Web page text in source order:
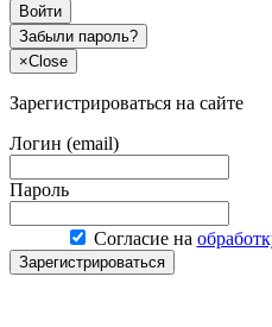
Войти
Забыли пароль?
×Close
Зарегистрироваться на сайте
Логин (email)
Пароль
Согласие на
Зарегистрироваться